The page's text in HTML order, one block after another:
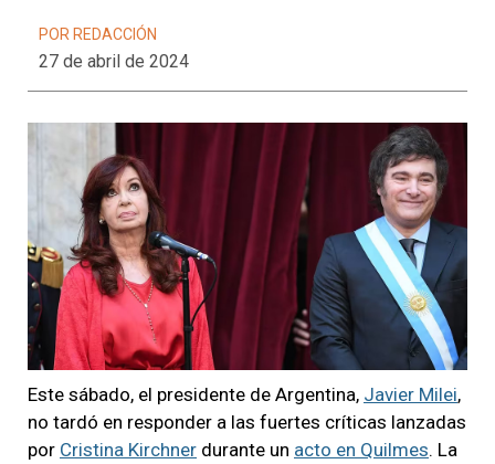
POR REDACCIÓN
27 de abril de 2024
Este sábado, el presidente de Argentina, Javier Milei,
no tardó en responder a las fuertes críticas lanzadas
por Cristina Kirchner durante un acto en Quilmes. La